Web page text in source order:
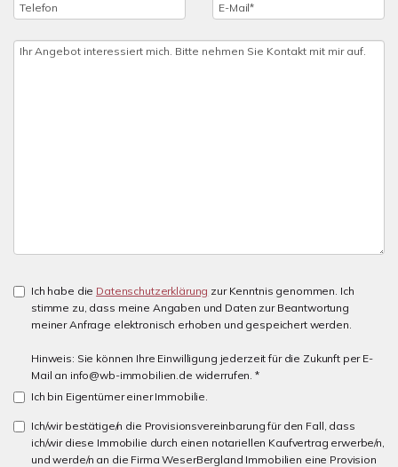
Ich habe die Datenschutzerklärung zur Kenntnis genommen. Ich
stimme zu, dass meine Angaben und Daten zur Beantwortung
meiner Anfrage elektronisch erhoben und gespeichert werden.
Hinweis: Sie können Ihre Einwilligung jederzeit für die Zukunft per E-
Mail an info@wb-immobilien.de widerrufen. *
Ich bin Eigentümer einer Immobilie.
Ich/wir bestätige/n die Provisionsvereinbarung für den Fall, dass
ich/wir diese Immobilie durch einen notariellen Kaufvertrag erwerbe/n,
und werde/n an die Firma WeserBergland Immobilien eine Provision